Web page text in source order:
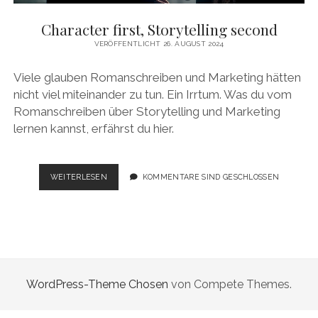
KÖLNER LUDEN
KÖLNER TOTENKARNEVAL
KÖLNER KREUZIGUNG
FIKTIONALES SCHREIBEN
DREHBUCHSCHREIBEN (HHU DÜSSELDORF)
DREHBUCHSCHREIBEN (UNI KÖLN)
ALL ART TELLS A STORY
WIE GESCHICHTEN UNSER GEHIRN IN GEISELHAFT NEHMEN
Character first, Storytelling second
VERÖFFENTLICHT 26. AUGUST 2024
Viele glauben Romanschreiben und Marketing hätten
nicht viel miteinander zu tun. Ein Irrtum. Was du vom
Romanschreiben über Storytelling und Marketing
lernen kannst, erfährst du hier.
WEITERLESEN CHARACTER
FIRST,
KOMMENTARE SIND GESCHLOSSEN
WordPress-Theme Chosen von Compete Themes.